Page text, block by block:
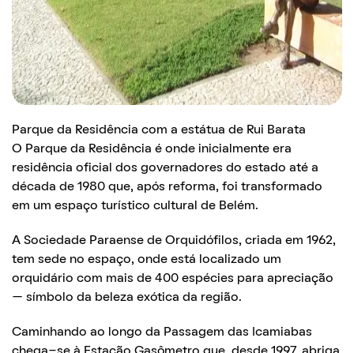
Parque da Residência com a estátua de Rui Barata
O Parque da Residência é onde inicialmente era
residência oficial dos governadores do estado até a
década de 1980 que, após reforma, foi transformado
em um espaço turístico cultural de Belém.
A Sociedade Paraense de Orquidófilos, criada em 1962,
tem sede no espaço, onde está localizado um
orquidário com mais de 400 espécies para apreciação
— símbolo da beleza exótica da região.
Caminhando ao longo da Passagem das Icamiabas